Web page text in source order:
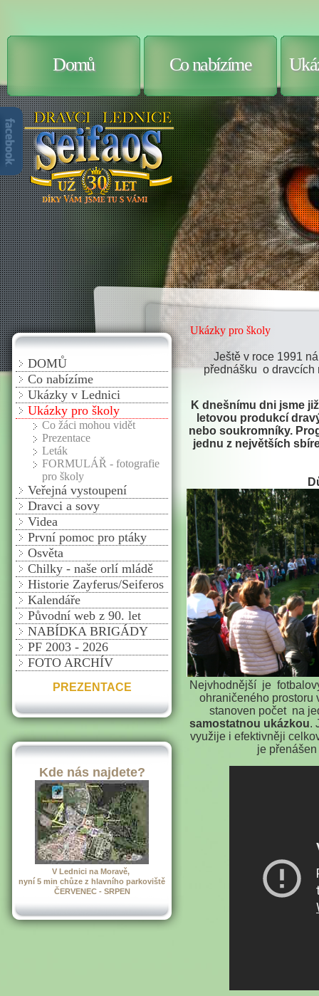
Domů Co nabízíme
DOMŮ
Co nabízíme
Ukázky v Lednici
Ukázky pro školy
Co žáci mohou vidět
Prezentace
Leták
FORMULÁŘ - fotografie
pro školy
Veřejná vystoupení
Dravci a sovy
Videa
První pomoc pro ptáky
Osvěta
Chilky - naše orlí mládě
Historie Zayferus/Seiferos
Kalendáře
Původní web z 90. let
NABÍDKA BRIGÁDY
PF 2003 - 2026
FOTO ARCHÍV
PREZENTACE
Kde nás najdete?
V Lednici na Moravě,
nyní 5 min chůze z hlavního parkoviště
ČERVENEC - SRPEN
Ukázky pro školy
Ještě v roce 1991
přednášku o dravcích
K dnešnímu dni jsme
letovou produkcí
nebo soukromníky.
jednu z největších
Nejvhodnější je
ohraničeného prostoru
stanoven počet na
samostatnou ukázkou.
využije i efektivněji
je